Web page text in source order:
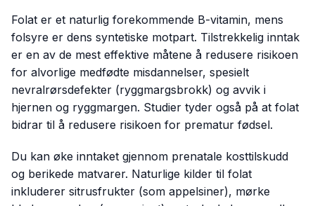
Folat er et naturlig forekommende B-vitamin, mens
folsyre er dens syntetiske motpart. Tilstrekkelig inntak
er en av de mest effektive måtene å redusere risikoen
for alvorlige medfødte misdannelser, spesielt
nevralrørsdefekter (ryggmargsbrokk) og avvik i
hjernen og ryggmargen. Studier tyder også på at folat
bidrar til å redusere risikoen for prematur fødsel.
Du kan øke inntaket gjennom prenatale kosttilskudd
og berikede matvarer. Naturlige kilder til folat
inkluderer sitrusfrukter (som appelsiner), mørke